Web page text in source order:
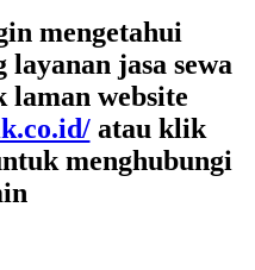
mengetahui
layanan jasa sewa
website
atau klik
menghubungi